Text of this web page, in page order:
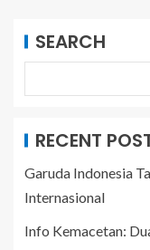
SEARCH
RECENT
Garuda Indonesia
Internasional
Info Kemacetan: